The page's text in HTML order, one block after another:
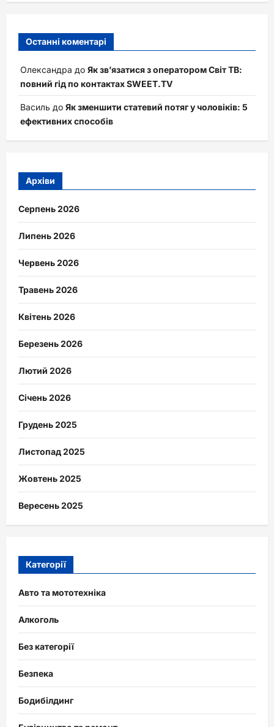
Останні коментарі
Олександра до Як зв’язатися з оператором Світ ТВ:
повний гід по контактах SWEET.TV
Василь до Як зменшити статевий потяг у чоловіків: 5
ефективних способів
Архіви
Серпень 2026
Липень 2026
Червень 2026
Травень 2026
Квітень 2026
Березень 2026
Лютий 2026
Січень 2026
Грудень 2025
Листопад 2025
Жовтень 2025
Вересень 2025
Категорії
Авто та мототехніка
Алкоголь
Без категорії
Безпека
Бодибілдинг